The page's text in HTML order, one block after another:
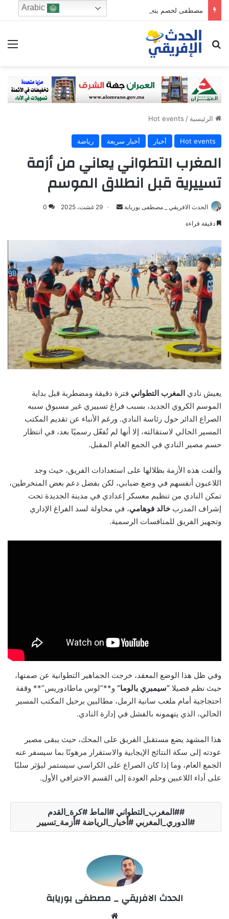
مصطفى لخصم يتجه للترشح في دائرة فاس الجنوبي
ابحث عن
الرئيسية /
Hot events
Hot events أخبار أخبار سريعة رياضة
المغرب التطواني يعاني من أزمة
تسييرية قبل انطلاق الموسم
الحدث الافريقي _ مصطفى بوريابة
Send29 غشت، 2025 0
دقيقة قراءة
يعيش نادي المغرب التطواني فترة دقيقة ومضطربة قبل بداية
الموسم الكروي الجديد، بسبب فراغ تسييري غير مسبوق سببه
الصراع الدائر حول رئاسة النادي. ورغم الأنباء عن تقديم المكتب
المسير الحالي لاستقالته، إلا أنها لم تُفعّل رسميًا بعد، في انتظار
حسم مصير النادي في الجمع العام المقبل.
وألقت هذه الأزمة بظلالها على استعدادات الفريق، حيث وجد
اللاعبون أنفسهم في وضع ضبابي، لكن بفضل دعم بعض المنخرطين،
تمكن النادي من تنظيم معسكر إعدادي في مدينة الجديدة تحت
إشراف المدرب خالد فوهامي، في محاولة لسد الفراغ الإداري
وتجهيز الفريق للمنافسات الرسمية.
وفي ظل هذا الوضع المعقد، خرجت الجماهير التطوانية عن صمتها،
حيث نظم فصيلا “سيمبري بالوما” و**”لوس ماطادوريس”** وقفة
احتجاجية أمام ملعب سانية الرمل، مطالبين برحيل المكتب المسير
الحالي، الذي يتهمونه بالفشل في إدارة النادي.
هذا المشهد يضع مستقبل الفريق على المحك، حيث يبقى مصير
عودته إلى سكة النتائج الإيجابية والاستقرار مرهونًا بما سيسفر عنه
الجمع العام، وما إذا كان الصراع على الكراسي سيستمر ليؤثر سلبًا
على أداء اللاعبين وحلم العودة إلى القسم الاحترافي الأول.
#المغرب_التطواني #الماط #كرة_القدم
#الدوري_المغربي #أخبار_الرياضة #أزمة_تسيير
الحدث الافريقي _ مصطفى بوريابة
Arabic